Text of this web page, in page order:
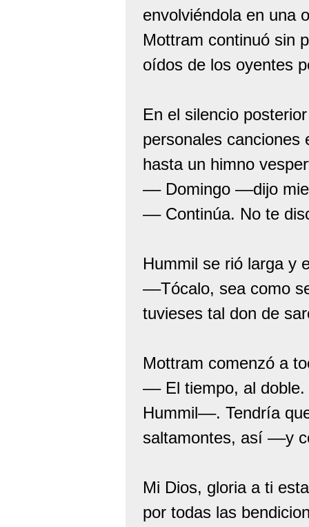
envolviéndola en una
Mottram continuó sin
oídos de los oyentes
En el silencio
personales canciones
hasta un himno
–– Domingo ––dijo
–– Continúa. No te
Hummil se rió larga y
––Tócalo, sea como
tuvieses tal don de
Mottram comenzó a
–– El tiempo, al
Hummil––. Tendría
saltamontes, así ––y
Mi Dios, gloria a ti
por todas las